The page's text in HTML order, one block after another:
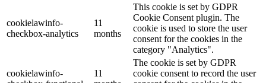
cookielawinfo-
checkbox-analytics
11
months
This cookie is set by GDPR
Cookie Consent plugin. The
cookie is used to store the user
consent for the cookies in the
category "Analytics".
cookielawinfo-
11
The cookie is set by GDPR
cookie consent to record the user